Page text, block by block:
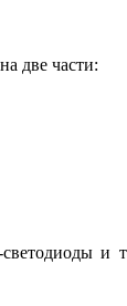
две части:
и